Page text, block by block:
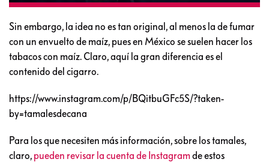
Sin embargo, la idea no es tan original, al menos la de fumar
con un envuelto de maíz, pues en México se suelen hacer los
tabacos con maíz. Claro, aquí la gran diferencia es el
contenido del cigarro.
https://www.instagram.com/p/BQitbuGFc5S/?taken-
by=tamalesdecana
Para los que necesiten más información, sobre los tamales,
claro, pueden revisar la cuenta de Instagram de estos